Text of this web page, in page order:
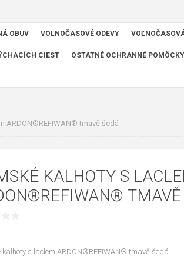
OBUV VOĽNOČASOVÉ ODEVY
CIEST OSTATNÉ OCHRANNÉ POMÔCKY
ARDON®REFIWAN® tmavě šedá
KALHOTY S
TMAVĚ
kalhoty s laclem ARDON®REFIWAN® tmavě šedá